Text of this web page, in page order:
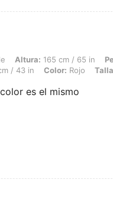
165 cm / 65 in, Peso: 60 kg /
Altura: 165 cm / 65 in
/ 43 in Color: Rojo
es el mismo